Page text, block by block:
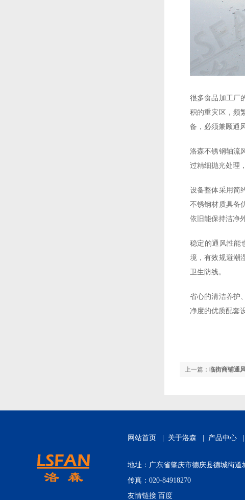
很多食品加工厂
积的重灾区，频
备，必须兼顾通
洛森不锈钢轴流
过精细抛光处理
设备整体采用简
不锈钢材质具备
依旧能保持洁净
稳定的通风性能
境，有效规避潮
卫生防线。
省心的清洁养护
净度的优质配套
上一篇： 临街商铺通
网站首页 关于洛森 产品中心
地址：广东省肇庆市德庆县德城街
传真：020-84918270
友情链接 百度